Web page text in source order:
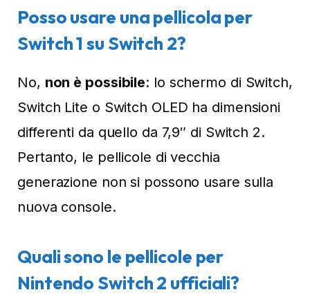
Posso usare una pellicola per
Switch 1 su Switch 2?
No, non è possibile: lo schermo di Switch,
Switch Lite o Switch OLED ha dimensioni
differenti da quello da 7,9″ di Switch 2.
Pertanto, le pellicole di vecchia
generazione non si possono usare sulla
nuova console.
Quali sono le pellicole per
Nintendo Switch 2 ufficiali?